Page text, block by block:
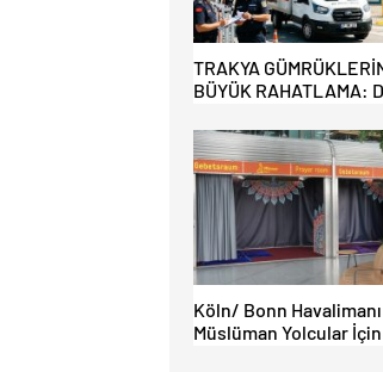
TRAKYA
BÜYÜK RAHATLAMA:
AÇILIYOR!
Köln/ Bonn
Müslüman Yolcular